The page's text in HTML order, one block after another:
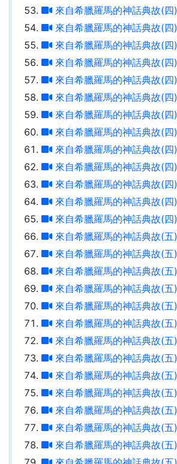
來自希臘羅馬的神話典故(四)
來自希臘羅馬的神話典故(四)
來自希臘羅馬的神話典故(四)
來自希臘羅馬的神話典故(四)
來自希臘羅馬的神話典故(四)
來自希臘羅馬的神話典故(四)
來自希臘羅馬的神話典故(四)
來自希臘羅馬的神話典故(四)
來自希臘羅馬的神話典故(四)
來自希臘羅馬的神話典故(四)
來自希臘羅馬的神話典故(四)
來自希臘羅馬的神話典故(四)
來自希臘羅馬的神話典故(四)
來自希臘羅馬的神話典故(五)
來自希臘羅馬的神話典故(五)
來自希臘羅馬的神話典故(五)
來自希臘羅馬的神話典故(五)
來自希臘羅馬的神話典故(五)
來自希臘羅馬的神話典故(五)
來自希臘羅馬的神話典故(五)
來自希臘羅馬的神話典故(五)
來自希臘羅馬的神話典故(五)
來自希臘羅馬的神話典故(五)
來自希臘羅馬的神話典故(五)
來自希臘羅馬的神話典故(五)
來自希臘羅馬的神話典故(五)